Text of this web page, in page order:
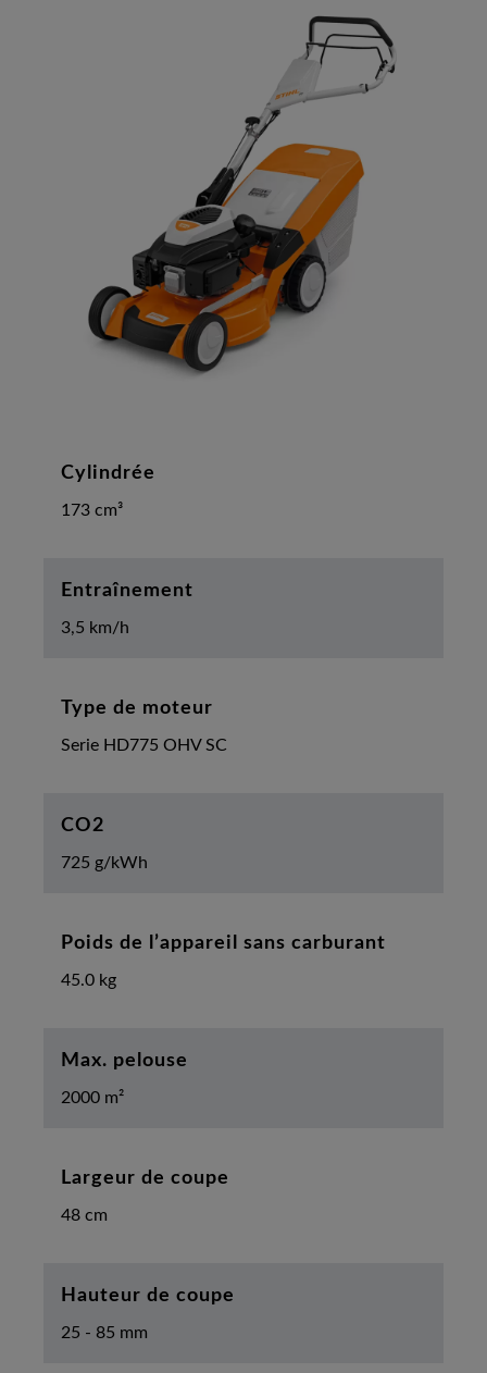
Cylindrée
173 cm³
Entraînement
3,5 km/h
Type de moteur
Serie HD775 OHV SC
CO2
725 g/kWh
Poids de l’appareil sans carburant
45.0 kg
Max. pelouse
2000 m²
Largeur de coupe
48 cm
Hauteur de coupe
25 - 85 mm